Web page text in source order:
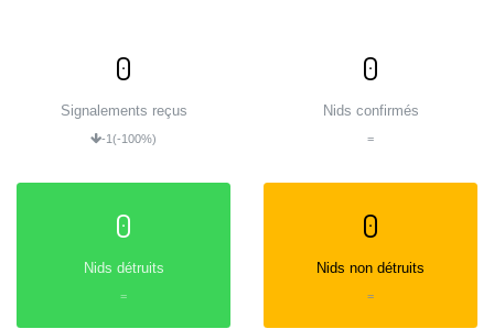
0
Signalements reçus
-1(-100%)
0
Nids confirmés
=
0
Nids détruits
=
0
Nids non détruits
=